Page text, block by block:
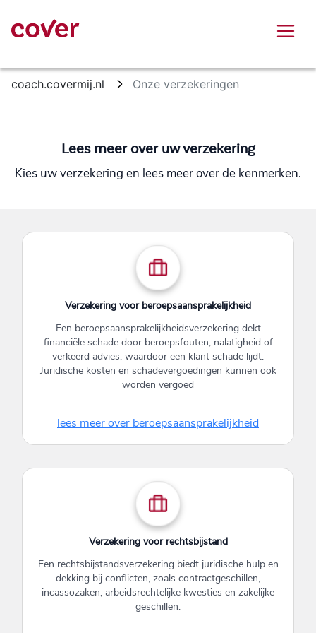
coach.covermij.nl Onze verzekeringen
Lees meer over uw verzekering
Kies uw verzekering en lees meer over de kenmerken.
Verzekering voor beroepsaansprakelijkheid
Een beroepsaansprakelijkheidsverzekering dekt
financiële schade door beroepsfouten, nalatigheid of
verkeerd advies, waardoor een klant schade lijdt.
Juridische kosten en schadevergoedingen kunnen ook
worden vergoed
lees meer over beroepsaansprakelijkheid
Verzekering voor rechtsbijstand
Een rechtsbijstandsverzekering biedt juridische hulp en
dekking bij conflicten, zoals contractgeschillen,
incassozaken, arbeidsrechtelijke kwesties en zakelijke
geschillen.